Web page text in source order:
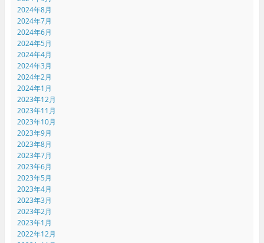
2024年8月
2024年7月
2024年6月
2024年5月
2024年4月
2024年3月
2024年2月
2024年1月
2023年12月
2023年11月
2023年10月
2023年9月
2023年8月
2023年7月
2023年6月
2023年5月
2023年4月
2023年3月
2023年2月
2023年1月
2022年12月